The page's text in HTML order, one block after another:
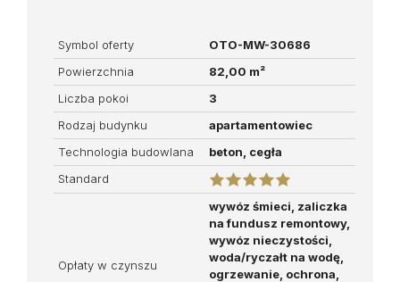
Symbol oferty
OTO-MW-30686
Powierzchnia
82,00 m²
Liczba pokoi
3
Rodzaj budynku
apartamentowiec
Technologia budowlana
beton, cegła
Standard
Opłaty w czynszu
wywóz śmieci, zaliczka
na fundusz remontowy,
wywóz nieczystości,
woda/ryczałt na wodę,
ogrzewanie, ochrona,